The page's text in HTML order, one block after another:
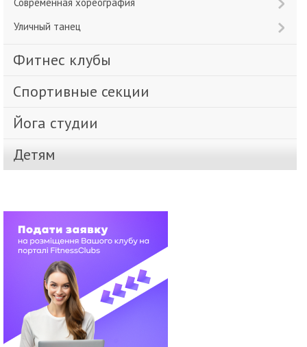
Современная хореография
Уличный танец
Фитнес клубы
Спортивные секции
Йога студии
Детям